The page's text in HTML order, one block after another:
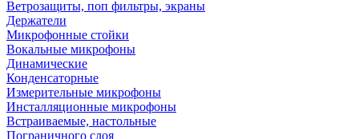
Ветрозащиты, поп фильтры, экраны
Держатели
Микрофонные стойки
Вокальные микрофоны
Динамические
Конденсаторные
Измерительные микрофоны
Инсталляционные микрофоны
Встраиваемые, настольные
Пограничного слоя